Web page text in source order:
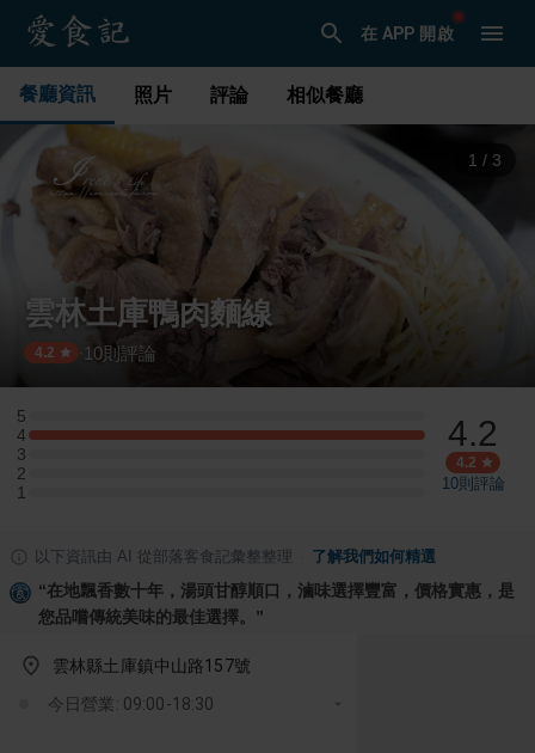
在 APP 開啟
餐廳資訊 照片 評論 相似餐廳
2 / 3
雲林土庫鴨肉麵線
4.2 10則評論
5
5 星：0 則評論
4
4 星：2 則評論
3
3 星：0 則評論
2
2 星：0 則評論
1
1 星：0 則評論
4.2
4.2
10則評論
以下資訊由 AI 從部落客食記彙整整理 了解我們如何精選
“在地飄香數十年，湯頭甘醇順口，滷味選擇豐富，價格實惠，是
您品嚐傳統美味的最佳選擇。 ”
雲林縣土庫鎮中山路157號
今日營業: 09:00-18:30